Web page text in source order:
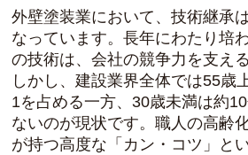
外壁塗装業において、技術継承
なっています。長年にわたり培
の技術は、会社の競争力を支え
しかし、建設業界全体では55歳
1を占める一方、30歳未満は約
ないのが現状です。職人の高齢
が持つ高度な「カン・コツ」と